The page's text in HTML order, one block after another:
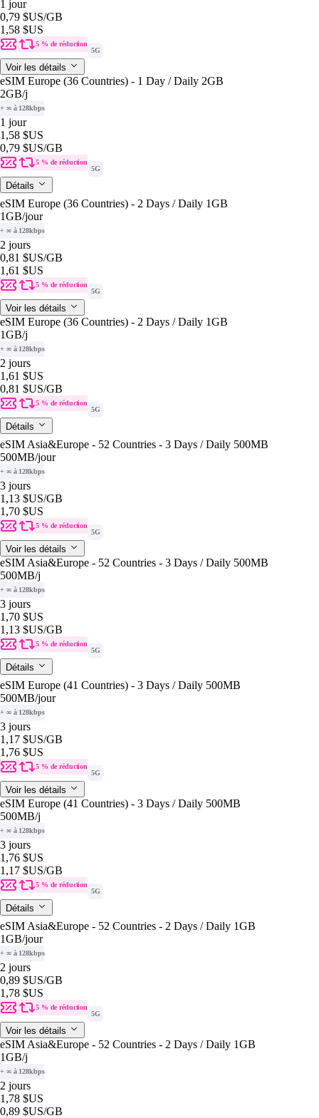
1 jour
0,79 $US/GB
1,58 $US
5 % de réduction
5G
Voir les détails
eSIM Europe (36 Countries) - 1 Day / Daily 2GB
2GB/j
+ ∞ à 128kbps
1 jour
1,58 $US
0,79 $US/GB
5 % de réduction
5G
Détails
eSIM Europe (36 Countries) - 2 Days / Daily 1GB
1GB/jour
+ ∞ à 128kbps
2 jours
0,81 $US/GB
1,61 $US
5 % de réduction
5G
Voir les détails
eSIM Europe (36 Countries) - 2 Days / Daily 1GB
1GB/j
+ ∞ à 128kbps
2 jours
1,61 $US
0,81 $US/GB
5 % de réduction
5G
Détails
eSIM Asia&Europe - 52 Countries - 3 Days / Daily 500MB
500MB/jour
+ ∞ à 128kbps
3 jours
1,13 $US/GB
1,70 $US
5 % de réduction
5G
Voir les détails
eSIM Asia&Europe - 52 Countries - 3 Days / Daily 500MB
500MB/j
+ ∞ à 128kbps
3 jours
1,70 $US
1,13 $US/GB
5 % de réduction
5G
Détails
eSIM Europe (41 Countries) - 3 Days / Daily 500MB
500MB/jour
+ ∞ à 128kbps
3 jours
1,17 $US/GB
1,76 $US
5 % de réduction
5G
Voir les détails
eSIM Europe (41 Countries) - 3 Days / Daily 500MB
500MB/j
+ ∞ à 128kbps
3 jours
1,76 $US
1,17 $US/GB
5 % de réduction
5G
Détails
eSIM Asia&Europe - 52 Countries - 2 Days / Daily 1GB
1GB/jour
+ ∞ à 128kbps
2 jours
0,89 $US/GB
1,78 $US
5 % de réduction
5G
Voir les détails
eSIM Asia&Europe - 52 Countries - 2 Days / Daily 1GB
1GB/j
+ ∞ à 128kbps
2 jours
1,78 $US
0,89 $US/GB